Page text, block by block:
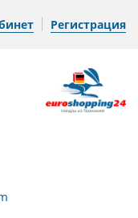
Регистрация